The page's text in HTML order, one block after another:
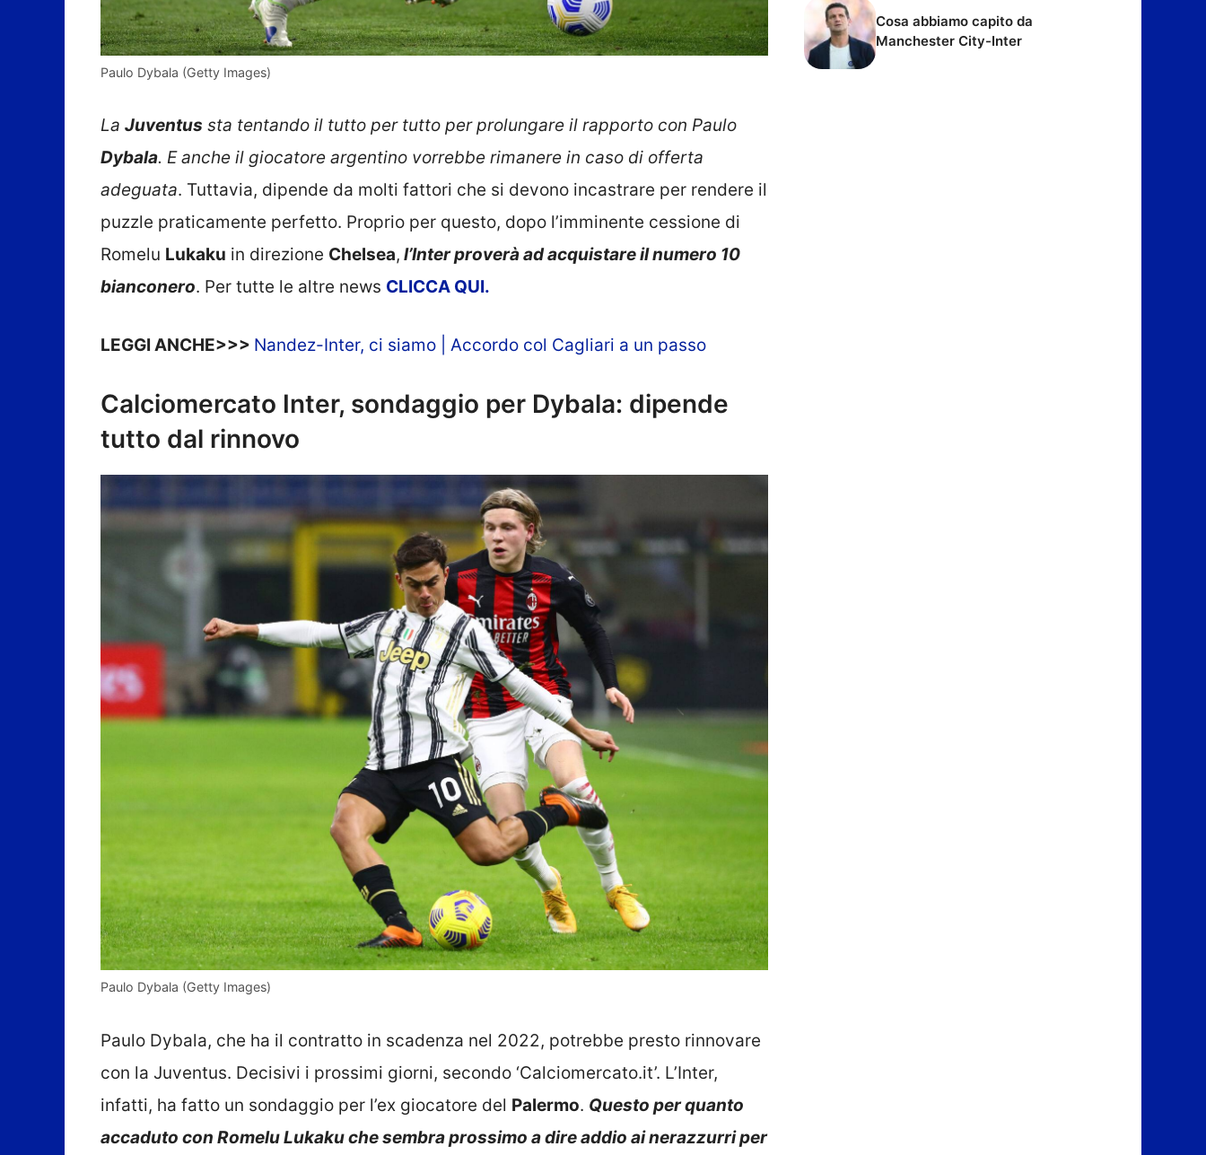
Paulo Dybala (Getty Images)
La Juventus sta tentando il tutto per tutto per prolungare il rapporto con Paulo
Dybala. E anche il giocatore argentino vorrebbe rimanere in caso di offerta
adeguata. Tuttavia, dipende da molti fattori che si devono incastrare per rendere il
puzzle praticamente perfetto. Proprio per questo, dopo l’imminente cessione di
Romelu Lukaku in direzione Chelsea, l’Inter proverà ad acquistare il numero 10
bianconero. Per tutte le altre news CLICCA QUI.
LEGGI ANCHE>>> Nandez-Inter, ci siamo | Accordo col Cagliari a un passo
Calciomercato Inter, sondaggio per Dybala: dipende
tutto dal rinnovo
Paulo Dybala (Getty Images)
Paulo Dybala, che ha il contratto in scadenza nel 2022, potrebbe presto rinnovare
con la Juventus. Decisivi i prossimi giorni, secondo ‘Calciomercato.it’. L’Inter,
infatti, ha fatto un sondaggio per l’ex giocatore del Palermo. Questo per quanto
accaduto con Romelu Lukaku che sembra prossimo a dire addio ai nerazzurri per
Cosa abbiamo capito da
Manchester City-Inter